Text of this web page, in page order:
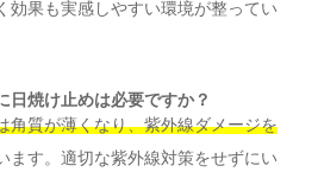
効果も実感しやすい環境が整ってい
日焼け止めは必要ですか？
角質が薄くなり、紫外線ダメージを
ます。適切な紫外線対策をせずにい